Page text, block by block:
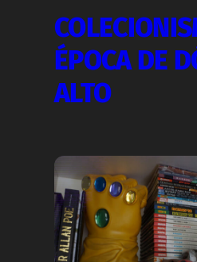
ÉPOCA DE
ALTO